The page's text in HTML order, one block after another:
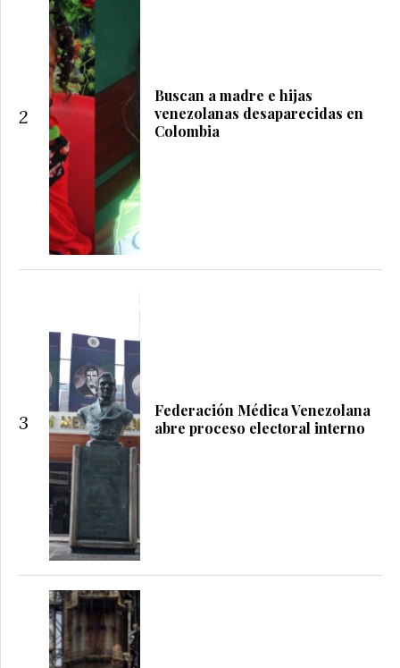
2
Buscan a madre e hijas
venezolanas desaparecidas en
Colombia
3
Federación Médica Venezolana
abre proceso electoral interno